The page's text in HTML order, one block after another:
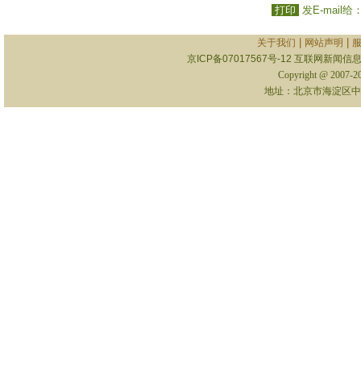
打印 发E-mail给
关于我们 网站声明
京ICP备07017567号-12 互联网新闻信
Copyright @ 2007-
地址：北京市海淀区